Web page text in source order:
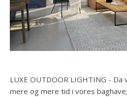
LUXE OUTDOOR LIGHTING -
mere og mere tid i vores